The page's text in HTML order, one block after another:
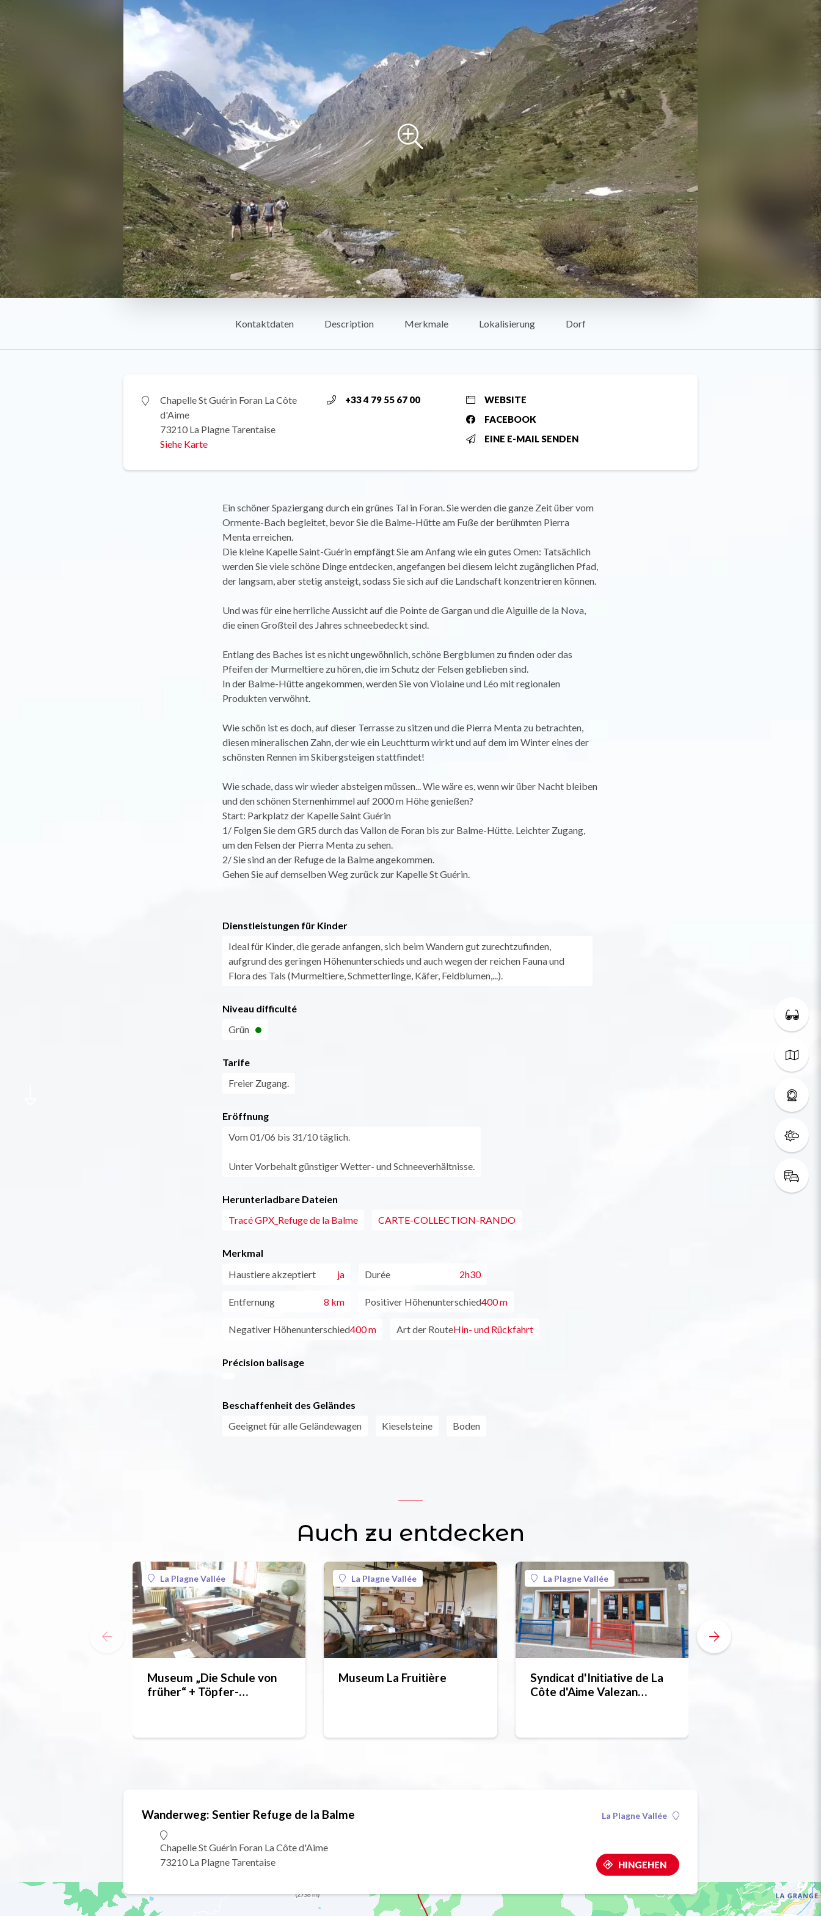
Kontaktdaten Description Merkmale Lokalisierung Dorf
Chapelle St Guérin Foran La Côte
d'Aime
73210 La Plagne Tarentaise
Siehe Karte
+33 4 79 55 67 00
WEBSITE
FACEBOOK
EINE E-MAIL SENDEN
Ein schöner Spaziergang durch ein grünes Tal in Foran. Sie werden die ganze Zeit über vom
Ormente-Bach begleitet, bevor Sie die Balme-Hütte am Fuße der berühmten Pierra
Menta erreichen.
Die kleine Kapelle Saint-Guérin empfängt Sie am Anfang wie ein gutes Omen: Tatsächlich
werden Sie viele schöne Dinge entdecken, angefangen bei diesem leicht zugänglichen Pfad,
der langsam, aber stetig ansteigt, sodass Sie sich auf die Landschaft konzentrieren können.
Und was für eine herrliche Aussicht auf die Pointe de Gargan und die Aiguille de la Nova,
die einen Großteil des Jahres schneebedeckt sind.
Entlang des Baches ist es nicht ungewöhnlich, schöne Bergblumen zu finden oder das
Pfeifen der Murmeltiere zu hören, die im Schutz der Felsen geblieben sind.
In der Balme-Hütte angekommen, werden Sie von Violaine und Léo mit regionalen
Produkten verwöhnt.
Wie schön ist es doch, auf dieser Terrasse zu sitzen und die Pierra Menta zu betrachten,
diesen mineralischen Zahn, der wie ein Leuchtturm wirkt und auf dem im Winter eines der
schönsten Rennen im Skibergsteigen stattfindet!
Wie schade, dass wir wieder absteigen müssen... Wie wäre es, wenn wir über Nacht bleiben
und den schönen Sternenhimmel auf 2000 m Höhe genießen?
Start: Parkplatz der Kapelle Saint Guérin
1/ Folgen Sie dem GR5 durch das Vallon de Foran bis zur Balme-Hütte. Leichter Zugang,
um den Felsen der Pierra Menta zu sehen.
2/ Sie sind an der Refuge de la Balme angekommen.
Gehen Sie auf demselben Weg zurück zur Kapelle St Guérin.
Dienstleistungen für Kinder
Ideal für Kinder, die gerade anfangen, sich beim Wandern gut zurechtzufinden,
aufgrund des geringen Höhenunterschieds und auch wegen der reichen Fauna und
Flora des Tals (Murmeltiere, Schmetterlinge, Käfer, Feldblumen,...).
Niveau difficulté
Grün
Tarife
Freier Zugang.
Eröffnung
Vom 01/06 bis 31/10 täglich.
Unter Vorbehalt günstiger Wetter- und Schneeverhältnisse.
Herunterladbare Dateien
Tracé GPX_Refuge de la Balme
CARTE-COLLECTION-RANDO
Merkmal
Haustiere akzeptiert
ja Durée 2h30
Entfernung 8 km Positiver Höhenunterschied400 m
Negativer Höhenunterschied400 m Art der RouteHin- und Rückfahrt
Précision balisage
Beschaffenheit des Geländes
Geeignet für alle Geländewagen
Kieselsteine Boden
Auch zu entdecken
La Plagne Vallée
Museum „Die Schule von
früher“ + Töpfer-
La Plagne Vallée
Museum La Fruitière
La Plagne Vallée
Syndicat d'Initiative de La
Côte d'Aime Valezan
Wanderweg: Sentier Refuge de la Balme
Chapelle St Guérin Foran La Côte d'Aime
73210 La Plagne Tarentaise
La Plagne Vallée
HINGEHEN